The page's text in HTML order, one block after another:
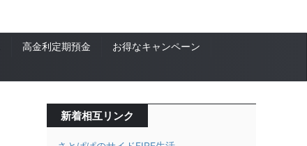
高金利定期預金
お得なキャンペーン
新着相互リンク